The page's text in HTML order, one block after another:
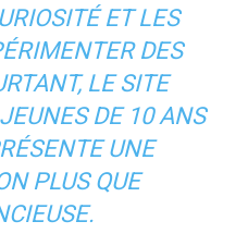
ET LES
DES
LE SITE
DE 10 ANS
UNE
PLUS QUE